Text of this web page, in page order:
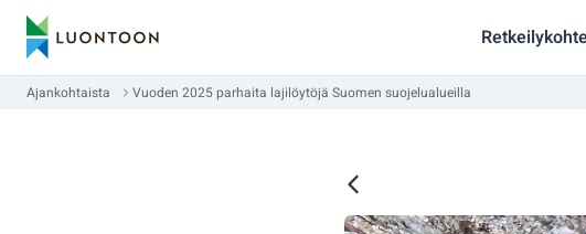
Ajankohtaista Vuoden 2025 parhaita lajilöytöjä Suomen suojelualueilla